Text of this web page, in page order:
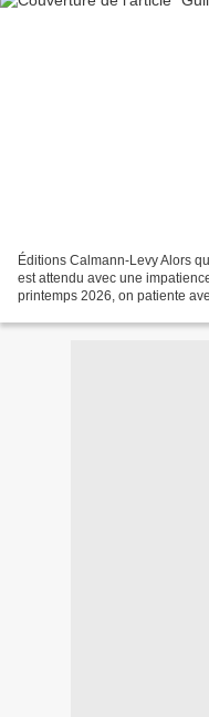
Éditions Calmann-Levy Alors
est attendu avec une
printemps 2026, on patiente